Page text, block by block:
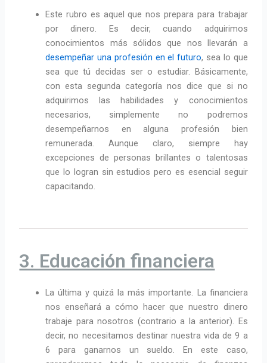
Este rubro es aquel que nos prepara para trabajar
por dinero. Es decir, cuando adquirimos
conocimientos más sólidos que nos llevarán a
desempeñar una profesión en el futuro, sea lo que
sea que tú decidas ser o estudiar. Básicamente,
con esta segunda categoría nos dice que si no
adquirimos las habilidades y conocimientos
necesarios, simplemente no podremos
desempeñarnos en alguna profesión bien
remunerada. Aunque claro, siempre hay
excepciones de personas brillantes o talentosas
que lo logran sin estudios pero es esencial seguir
capacitando.
3. Educación financiera
La última y quizá la más importante. La financiera
nos enseñará a cómo hacer que nuestro dinero
trabaje para nosotros (contrario a la anterior). Es
decir, no necesitamos destinar nuestra vida de 9 a
6 para ganarnos un sueldo. En este caso,